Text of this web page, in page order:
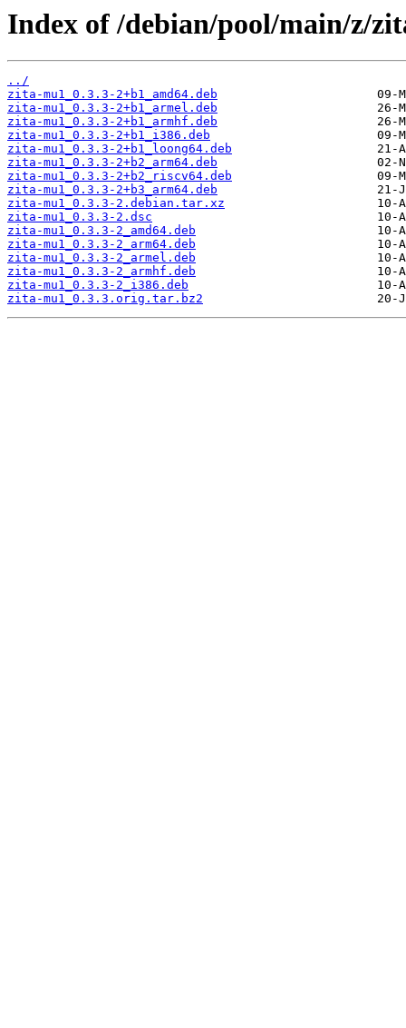
Index of /debian/pool/main/z/
../
zita-mu1_0.3.3-2+b1_amd64.deb
zita-mu1_0.3.3-2+b1_armel.deb
zita-mu1_0.3.3-2+b1_armhf.deb
zita-mu1_0.3.3-2+b1_i386.deb
zita-mu1_0.3.3-2+b1_loong64.deb
zita-mu1_0.3.3-2+b2_arm64.deb
zita-mu1_0.3.3-2+b2_riscv64.deb
zita-mu1_0.3.3-2+b3_arm64.deb
zita-mu1_0.3.3-2.debian.tar.xz
zita-mu1_0.3.3-2.dsc
zita-mu1_0.3.3-2_amd64.deb
zita-mu1_0.3.3-2_arm64.deb
zita-mu1_0.3.3-2_armel.deb
zita-mu1_0.3.3-2_armhf.deb
zita-mu1_0.3.3-2_i386.deb
zita-mu1_0.3.3.orig.tar.bz2